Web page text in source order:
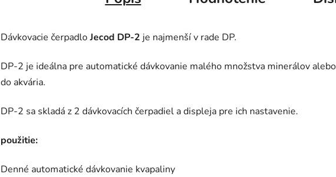
Dávkovacie čerpadloJecod DP-2 je najmenší v rade DP.
DP-2 je ideálna pre automatické dávkovanie malého množstva minerálov
do akvária.
DP-2 sa skladá z 2 dávkovacích čerpadiel a displeja pre ich nastavenie.
použitie:
Denné automatické dávkovanie kvapaliny